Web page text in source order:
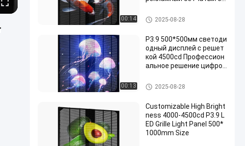
00:14
н для рекламы
Светодиодный экран решетк
и
2025-08-28
00:13
P3.9 500*500мм светоди
одный дисплей с решет
кой 4500cd Профессион
альное решение цифров
и торговых центров
Светодиодный экран решетк
и
2025-08-28
Customizable High Bright
ness 4000-4500cd P3.9 L
ED Grille Light Panel 500*
1000mm Size